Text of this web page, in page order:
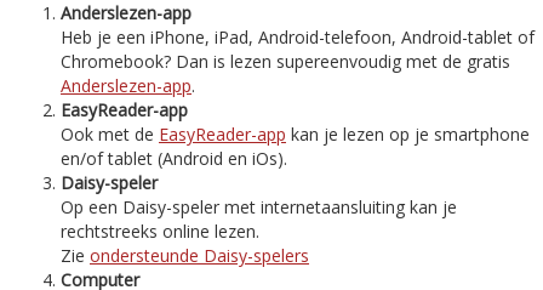
Anderslezen-app
Heb je een iPhone, iPad, Android-telefoon, Android-tablet of
Chromebook? Dan is lezen supereenvoudig met de gratis
Anderslezen-app.
EasyReader-app
Ook met de EasyReader-app kan je lezen op je smartphone
en/of tablet (Android en iOs).
Daisy-speler
Op een Daisy-speler met internetaansluiting kan je
rechtstreeks online lezen.
Zie ondersteunde Daisy-spelers
Computer